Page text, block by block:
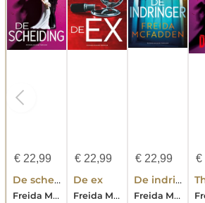
€22,99
De scheiding
Freida McFadden
€22,99
De ex
Freida McFadden
€ 22,99
De indringer
Freida Mcfadden
€